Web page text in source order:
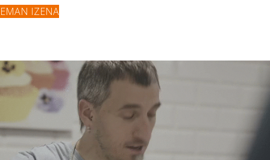
EMAN IZENA